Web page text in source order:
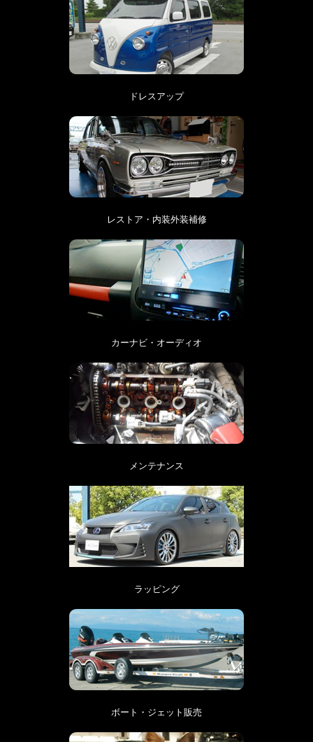
ドレスアップ
レストア・内装外装補修
カーナビ・オーディオ
メンテナンス
ラッピング
ボート・ジェット販売